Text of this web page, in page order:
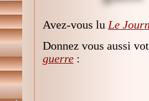
Avez-vous lu Le
Donnez vous aussi
guerre :